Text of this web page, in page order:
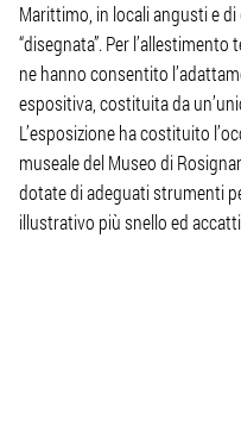
Marittimo, in locali angusti e
“disegnata”. Per
ne hanno consentito
espositiva, costituita da
L’esposizione ha costituito
museale del Museo di
dotate di adeguati strumenti
illustrativo più snello ed